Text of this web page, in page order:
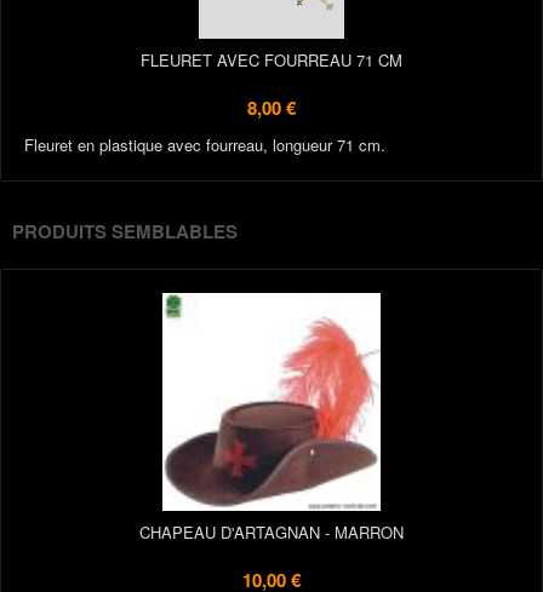
FLEURET AVEC FOURREAU 71 CM
8,00 €
Fleuret en plastique avec fourreau, longueur 71 cm.
PRODUITS SEMBLABLES
CHAPEAU D'ARTAGNAN - MARRON
10,00 €